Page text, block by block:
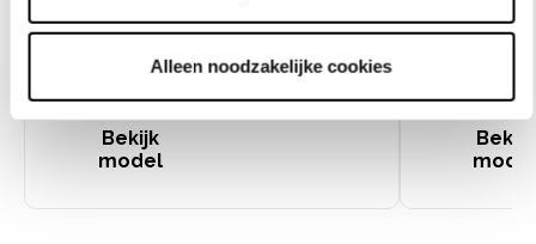
Alleen noodzakelijke cookies
Shimano Steps
5 Shimano Nexus
€3.999,-
€2.999,-
Bekijk
model
Bosch Active Line
Bekijk